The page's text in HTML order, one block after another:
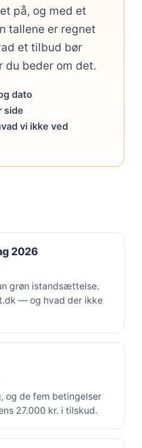
på, og med et
tallene er regnet
et tilbud bør
du beder om det.
dato
side
vi ikke ved
2026
grøn istandsættelse.
— og hvad der ikke
og de fem betingelser
27.000 kr. i tilskud.